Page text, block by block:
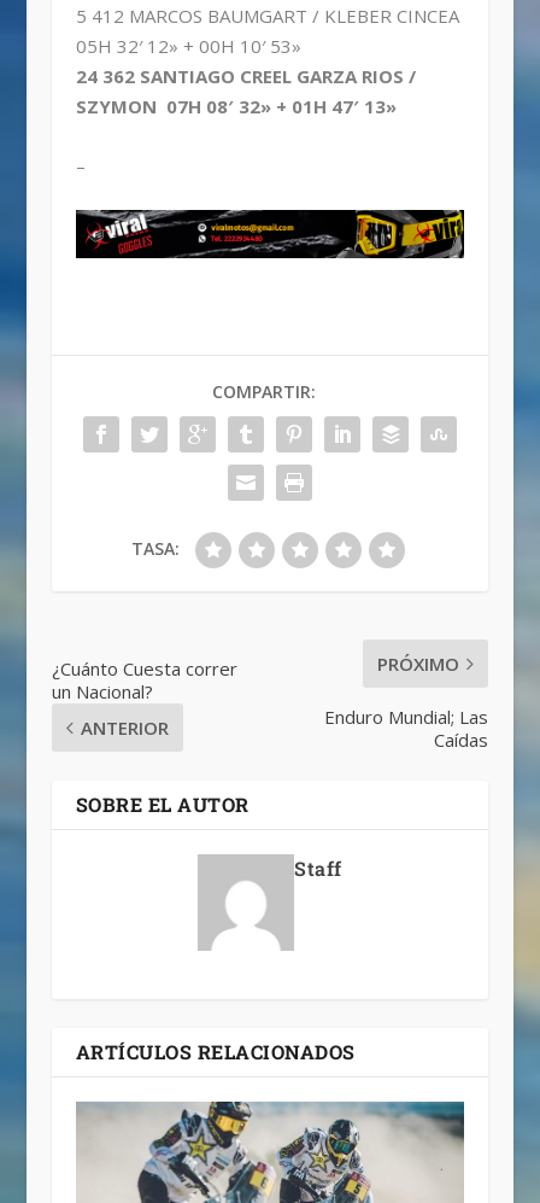
5 412 MARCOS BAUMGART / KLEBER CINCEA
05H 32′ 12» + 00H 10′ 53»
24 362 SANTIAGO CREEL GARZA RIOS /
SZYMON 07H 08′ 32» + 01H 47′ 13»
–
COMPARTIR:
TASA:
¿Cuánto Cuesta correr
un Nacional?
ANTERIOR
PRÓXIMO
Enduro Mundial; Las
Caídas
SOBRE EL AUTOR
Staff
ARTÍCULOS RELACIONADOS